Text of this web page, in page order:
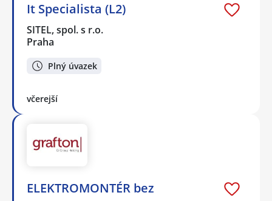
It Specialista (L2)
SITEL, spol. s r.o.
Praha
Plný úvazek
včerejší
ELEKTROMONTÉR bez